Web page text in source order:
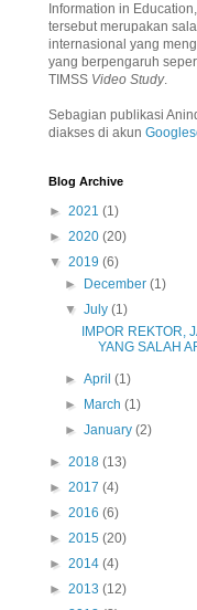
Information in
tersebut merupakan
internasional yang
yang berpengaruh
TIMSS Video Study.
Sebagian publikasi
diakses di akun
Blog Archive
► 2021 (1)
► 2020 (20)
▼ 2019 (6)
►
December(1)
▼July(1)
IMPOR REKTOR,
YANG SALAH
►April(1)
►
March(1)
►January(2)
► 2018 (13)
► 2017 (4)
► 2016 (6)
► 2015 (20)
► 2014 (4)
► 2013 (12)